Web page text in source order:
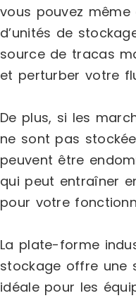
vous pouvez
d’unités de
source de tracas
et perturber votre
De plus, si les
ne sont pas
peuvent être
qui peut entraîner
pour votre
La plate-forme
stockage offre une
idéale pour les